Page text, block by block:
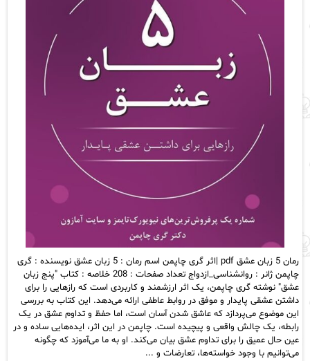
رمان 5 زبان عشق pdf |اثر گری چاپمن اسم رمان : 5 زبان عشق نویسنده : گری
چاپمن ژانر : روانشناسی_ازدواج تعداد صفحات : 208 خلاصه : کتاب "پنج زبان
عشق" نوشته گری چاپمن، یک اثر ارزشمند و کاربردی است که رازهایی را برای
داشتن عشقی پایدار و موفق در روابط عاطفی ارائه می‌دهد. این کتاب به بررسی
این موضوع می‌پردازد که عاشق شدن آسان است، اما حفظ و تداوم عشق در یک
رابطه، یک چالش واقعی و پیچیده است. چاپمن در این اثر، ایده‌هایی ساده و در
عین حال عمیق را برای تداوم عشق بیان می‌کند. او به ما می‌آموزد که چگونه
می‌توانیم با وجود خواسته‌ها، تعارضات و ...